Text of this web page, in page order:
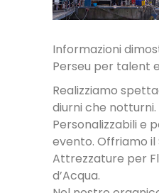
Informazioni
Perseu per talent
Realizziamo
diurni che
Personalizzabili e
evento. Offriamo il
Attrezzature per
d’Acqua.